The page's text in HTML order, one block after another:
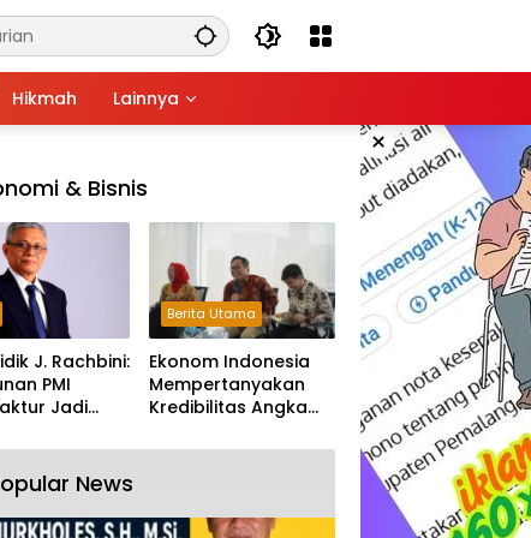
Hikmah Lainnya
×
& Bisnis
J. Rachbini:
PMI
Jadi
Nasional
Berita Utama
Ekonom Indonesia
Mempertanyakan
Kredibilitas Angka
Tumbuh Tapi Rapuh
News